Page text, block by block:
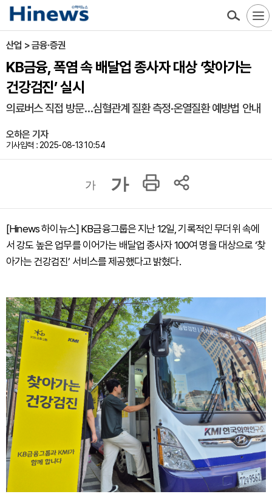
산업 > 금융·증권
KB금융, 폭염 속 배달업 종사자 대상 ‘찾아가는
건강검진’ 실시
의료버스 직접 방문…심혈관계 질환 측정·온열질환 예방법 안내
오하은 기자
기사입력 : 2025-08-13 10:54
가 가
[Hinews 하이뉴스] KB금융그룹은 지난 12일, 기록적인 무더위 속에
서 강도 높은 업무를 이어가는 배달업 종사자 100여 명을 대상으로 ‘찾
아가는 건강검진’ 서비스를 제공했다고 밝혔다.